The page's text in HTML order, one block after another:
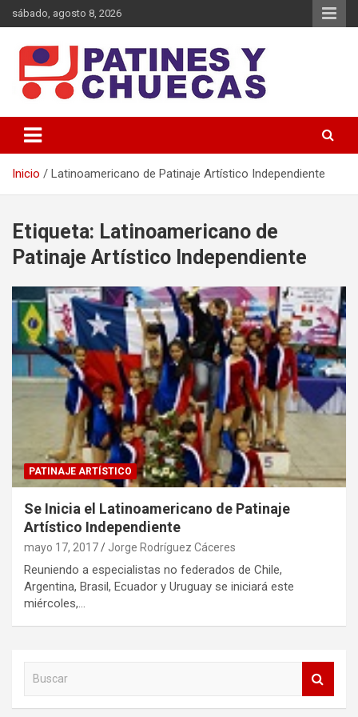
Saltar
al
sábado, agosto 8, 2026
Patines y Chuecas
Inicio Latinoamericano de Patinaje Artístico Independiente
Etiqueta: Latinoamericano de
Patinaje Artístico Independiente
PATINAJE ARTÍSTICO
Se Inicia el Latinoamericano de Patinaje
Artístico Independiente
mayo 17, 2017 Jorge Rodríguez Cáceres
Reuniendo a especialistas no federados de Chile,
Argentina, Brasil, Ecuador y Uruguay se iniciará este
miércoles,…